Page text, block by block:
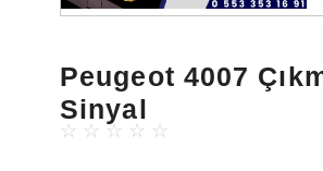
Peugeot 4007
Sinyal
☆ ☆ ☆ ☆ ☆